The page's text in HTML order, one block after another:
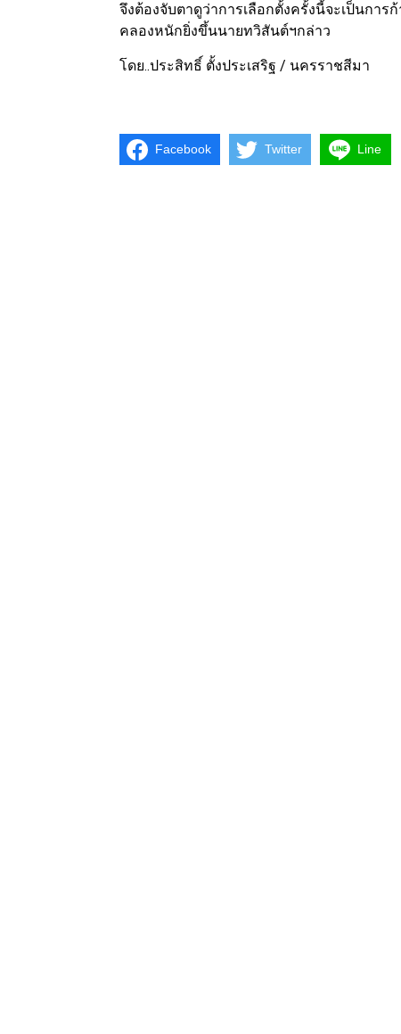
จึงต้องจับตาดูว่าการเลือกตั้งครั้งนี้จะเป็นกา
คลองหนักยิ่งขึ้นนายทวิสันต์ฯกล่าว
โดย..ประสิทธิ์ ตั้งประเสริฐ / นครราชสีมา
Facebook Twitter Line